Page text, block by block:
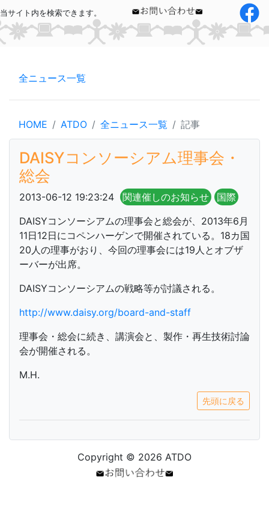
当サイト内を検索できます。
全ニュース一覧
HOME ATDO 全ニュース一覧 記事
DAISYコンソーシアム理事会・
総会
2013-06-12 19:23:24 関連催しのお知らせ
国際
DAISYコンソーシアムの理事会と総会が、2013年6月
11日12日にコペンハーゲンで開催されている。18カ国
20人の理事がおり、今回の理事会には19人とオブザ
ーバーが出席。
DAISYコンソーシアムの戦略等が討議される。
http://www.daisy.org/board-and-staff
理事会・総会に続き、講演会と、製作・再生技術討論
会が開催される。
M.H.
先頭に戻る
Copyright © 2026 ATDO